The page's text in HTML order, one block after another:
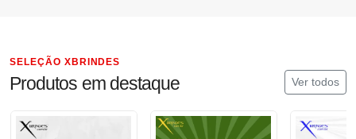
SELEÇÃO XBRINDES
Produtos em destaque Ver todos